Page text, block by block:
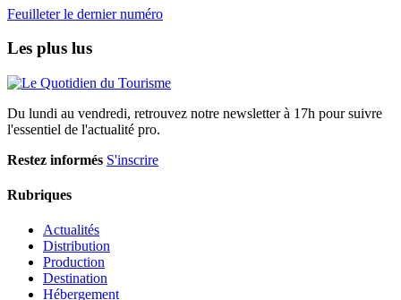
Feuilleter le dernier numéro
Les plus lus
Du lundi au vendredi, retrouvez notre newsletter à 17h pour suivre
l'essentiel de l'actualité pro.
Restez informés S'inscrire
Rubriques
Actualités
Distribution
Production
Destination
Hébergement